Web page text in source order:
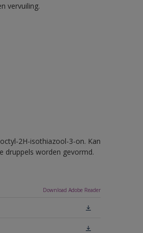
vervuiling.
2H-isothiazool-3-on. Kan
druppels worden gevormd.
Download Adobe Reader